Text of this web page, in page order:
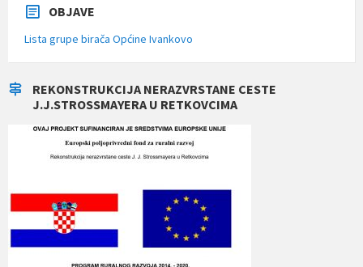
OBJAVE
Lista grupe birača Općine Ivankovo
REKONSTRUKCIJA NERAZVRSTANE CESTE
J.J.STROSSMAYERA U RETKOVCIMA